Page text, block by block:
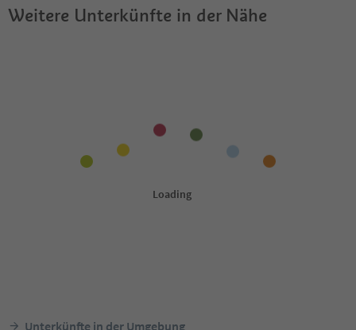
Weitere Unterkünfte in der Nähe
Unterkünfte in der Umgebung